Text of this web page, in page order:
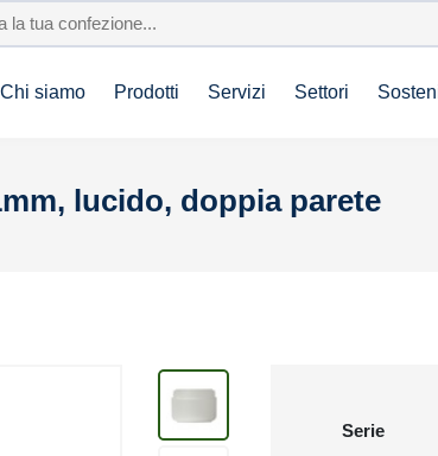
Chi siamo Prodotti Servizi Settori
lucido, doppia parete
Serie